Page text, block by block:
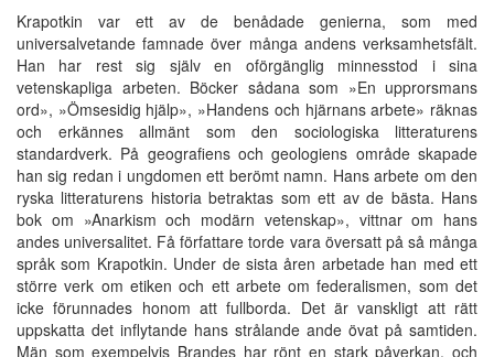
Krapotkin var ett av de benådade genierna, som med
universalvetande famnade över många andens verksamhetsfält.
Han har rest sig själv en oförgänglig minnesstod i sina
vetenskapliga arbeten. Böcker sådana som »En upprorsmans
ord», »Ömsesidig hjälp», »Handens och hjärnans arbete» räknas
och erkännes allmänt som den sociologiska litteraturens
standardverk. På geografiens och geologiens område skapade
han sig redan i ungdomen ett berömt namn. Hans arbete om den
ryska litteraturens historia betraktas som ett av de bästa. Hans
bok om »Anarkism och modärn vetenskap», vittnar om hans
andes universalitet. Få författare torde vara översatt på så många
språk som Krapotkin. Under de sista åren arbetade han med ett
större verk om etiken och ett arbete om federalismen, som det
icke förunnades honom att fullborda. Det är vanskligt att rätt
uppskatta det inflytande hans strålande ande övat på samtiden.
Män som exempelvis Brandes har rönt en stark påverkan, och